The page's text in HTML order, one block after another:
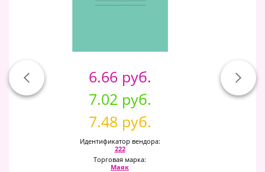
6.66 руб.
7.02 руб.
7.48 руб.
Идентификатор вендора:
222
Торговая марка:
Маяк